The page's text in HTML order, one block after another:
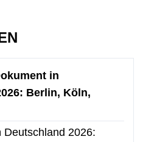
in
Berlin, Köln,
Deutschland 2026: